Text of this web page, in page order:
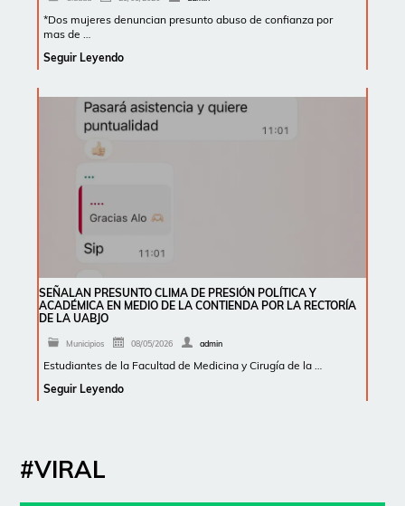
*Dos mujeres denuncian presunto abuso de confianza por
mas de …
Seguir Leyendo
SEÑALAN PRESUNTO CLIMA DE PRESIÓN POLÍTICA Y
ACADÉMICA EN MEDIO DE LA CONTIENDA POR LA RECTORÍA
DE LA UABJO
Municipios 08/05/2026 admin
Estudiantes de la Facultad de Medicina y Cirugía de la …
Seguir Leyendo
#VIRAL